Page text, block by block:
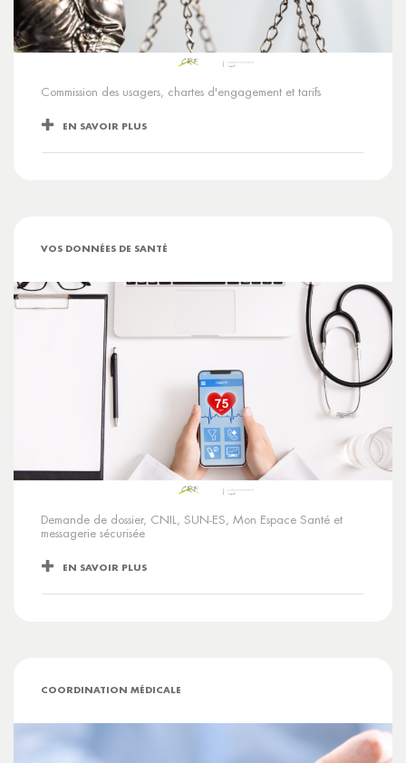
Commission des usagers, chartes d'engagement et tarifs
EN SAVOIR PLUS
VOS DONNÉES DE SANTÉ
Demande de dossier, CNIL, SUN-ES, Mon Espace Santé et
messagerie sécurisée
EN SAVOIR PLUS
COORDINATION MÉDICALE